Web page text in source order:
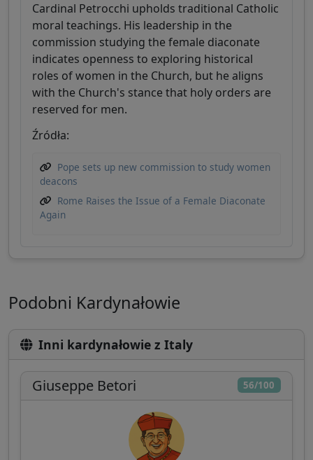
Cardinal Petrocchi upholds traditional Catholic
moral teachings. His leadership in the
commission studying the female diaconate
indicates openness to exploring historical
roles of women in the Church, but he aligns
with the Church's stance that holy orders are
reserved for men.
Źródła:
Pope sets up new commission to study women
deacons
Rome Raises the Issue of a Female Diaconate
Again
Podobni Kardynałowie
Inni kardynałowie z Italy
56/100
Giuseppe Betori